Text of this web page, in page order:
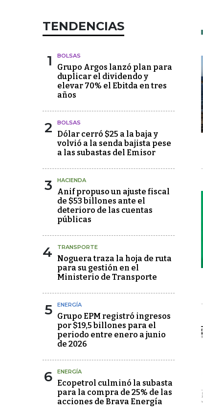
TENDENCIAS
1 BOLSAS
Grupo Argos lanzó plan para
duplicar el dividendo y
elevar 70% el Ebitda en tres
años
2 BOLSAS
Dólar cerró $25 a la baja y
volvió a la senda bajista pese
a las subastas del Emisor
3 HACIENDA
Anif propuso un ajuste fiscal
de $53 billones ante el
deterioro de las cuentas
públicas
4 TRANSPORTE
Noguera traza la hoja de ruta
para su gestión en el
Ministerio de Transporte
5 ENERGÍA
Grupo EPM registró ingresos
por $19,5 billones para el
periodo entre enero a junio
de 2026
6 ENERGÍA
Ecopetrol culminó la subasta
para la compra de 25% de las
acciones de Brava Energía